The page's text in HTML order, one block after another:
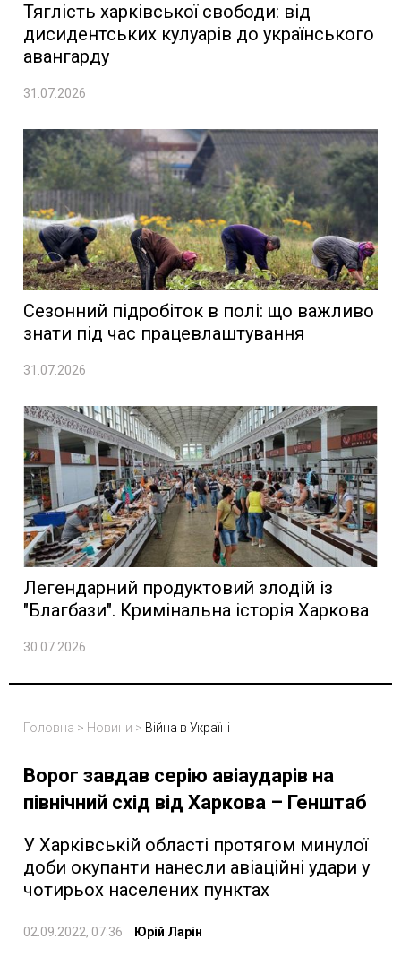
Тяглість харківської свободи: від
дисидентських кулуарів до українського
авангарду
31.07.2026
Сезонний підробіток в полі: що важливо
знати під час працевлаштування
31.07.2026
Легендарний продуктовий злодій із
"Благбази". Кримінальна історія Харкова
30.07.2026
Головна > Новини > Війна в Україні
Ворог завдав серію авіаударів на
північний схід від Харкова – Генштаб
У Харківській області протягом минулої
доби окупанти нанесли авіаційні удари у
чотирьох населених пунктах
02.09.2022, 07:36 Юрій Ларін